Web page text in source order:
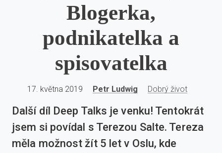
Blogerka,
podnikatelka a
spisovatelka
17. května 2019 Petr Ludwig Dobrý život
Další díl Deep Talks je venku! Tentokrát
jsem si povídal s Terezou Salte. Tereza
měla možnost žít 5 let v Oslu, kde